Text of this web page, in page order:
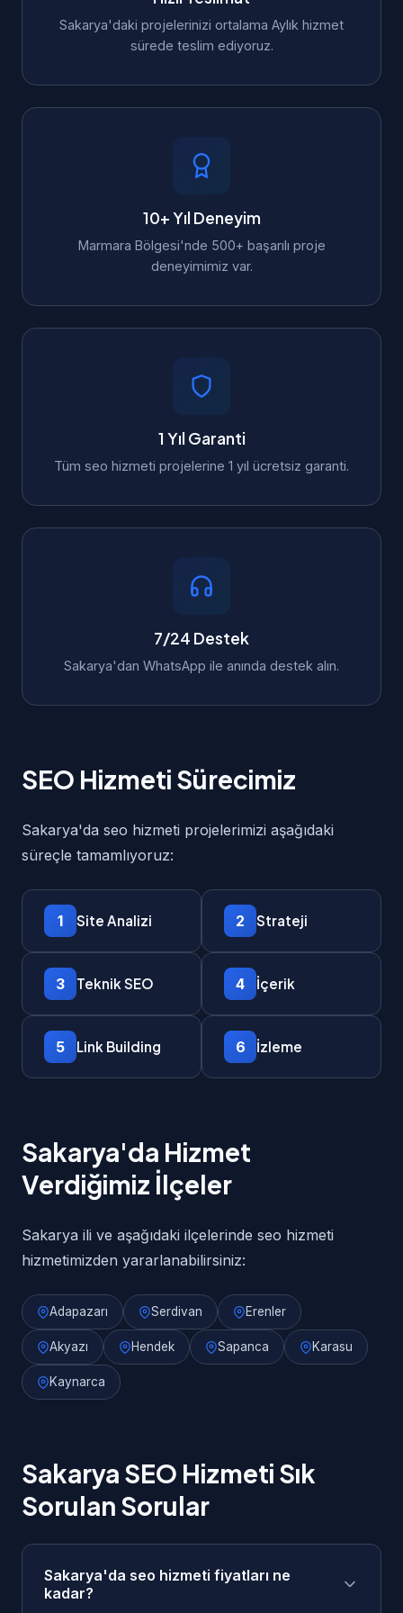
Sakarya'daki projelerinizi ortalama Aylık hizmet
sürede teslim ediyoruz.
10+ Yıl Deneyim
Marmara Bölgesi'nde 500+ başarılı proje
deneyimimiz var.
1 Yıl Garanti
Tüm seo hizmeti projelerine 1 yıl ücretsiz garanti.
7/24 Destek
Sakarya'dan WhatsApp ile anında destek alın.
SEO Hizmeti Sürecimiz
Sakarya'da seo hizmeti projelerimizi aşağıdaki
süreçle tamamlıyoruz:
1 Site Analizi 2 Strateji
3 Teknik SEO 4 İçerik
5 Link Building 6 İzleme
Sakarya'da Hizmet
Verdiğimiz İlçeler
Sakarya ili ve aşağıdaki ilçelerinde seo hizmeti
hizmetimizden yararlanabilirsiniz:
Adapazarı Serdivan Erenler
Akyazı Hendek Sapanca Karasu
Kaynarca
Sakarya SEO Hizmeti Sık
Sorulan Sorular
Sakarya'da seo hizmeti fiyatları ne
kadar?